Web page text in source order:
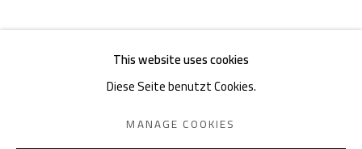
Impressum
This website uses cookies
Diese Seite benutzt Cookies.
MANAGE COOKIES